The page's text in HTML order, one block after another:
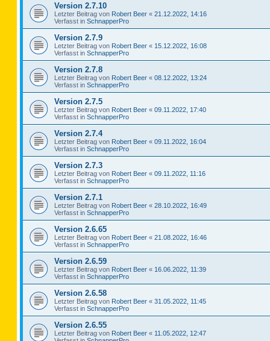
Version 2.7.10
Letzter Beitrag von Robert Beer « 21.12.2022, 14:16
Verfasst in SchnapperPro
Version 2.7.9
Letzter Beitrag von Robert Beer « 15.12.2022, 16:08
Verfasst in SchnapperPro
Version 2.7.8
Letzter Beitrag von Robert Beer « 08.12.2022, 13:24
Verfasst in SchnapperPro
Version 2.7.5
Letzter Beitrag von Robert Beer « 09.11.2022, 17:40
Verfasst in SchnapperPro
Version 2.7.4
Letzter Beitrag von Robert Beer « 09.11.2022, 16:04
Verfasst in SchnapperPro
Version 2.7.3
Letzter Beitrag von Robert Beer « 09.11.2022, 11:16
Verfasst in SchnapperPro
Version 2.7.1
Letzter Beitrag von Robert Beer « 28.10.2022, 16:49
Verfasst in SchnapperPro
Version 2.6.65
Letzter Beitrag von Robert Beer « 21.08.2022, 16:46
Verfasst in SchnapperPro
Version 2.6.59
Letzter Beitrag von Robert Beer « 16.06.2022, 11:39
Verfasst in SchnapperPro
Version 2.6.58
Letzter Beitrag von Robert Beer « 31.05.2022, 11:45
Verfasst in SchnapperPro
Version 2.6.55
Letzter Beitrag von Robert Beer « 11.05.2022, 12:47